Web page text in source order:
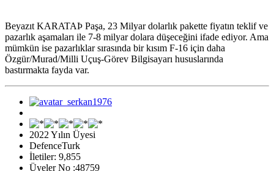
Beyazıt KARATAÞ Paşa, 23 Milyar dolarlık pakette fiyatın teklif ve
pazarlık aşamaları ile 7-8 milyar dolara düşeceğini ifade ediyor. Ama
mümkün ise pazarlıklar sırasında bir kısım F-16 için daha
Özgür/Murad/Milli Uçuş-Görev Bilgisayarı hususlarında
bastırmakta fayda var.
2022 Yılın Üyesi
DefenceTurk
İletiler: 9,855
Üyeler No :48759